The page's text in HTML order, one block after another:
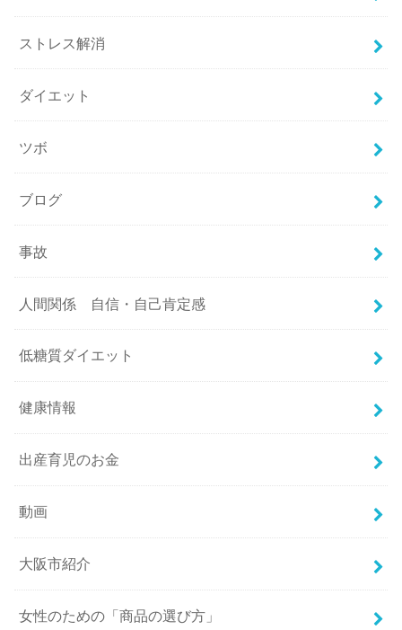
ストレス解消
ダイエット
ツボ
ブログ
事故
人間関係 自信・自己肯定感
低糖質ダイエット
健康情報
出産育児のお金
動画
大阪市紹介
女性のための「商品の選び方」